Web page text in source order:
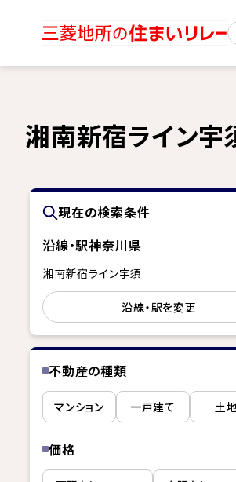
湘南新宿ライン
現在の検索条件
沿線・駅神奈川県
湘南新宿ライン宇須
沿線・駅を変更
不動産の種類
マンション 一戸建て 土地
価格